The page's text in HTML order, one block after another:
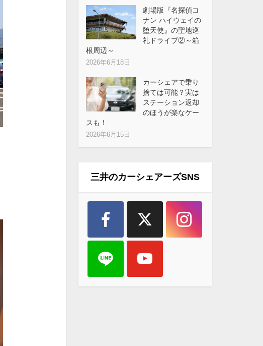
劇場版『名探偵コ
ナン ハイウェイの
堕天使』の聖地巡
礼ドライブ②～箱
根周辺～
2026年6月18日
カーシェアで乗り
捨ては可能？実は
ステーション返却
のほうが楽なケー
スも！
2026年6月15日
三井のカーシェアーズSNS